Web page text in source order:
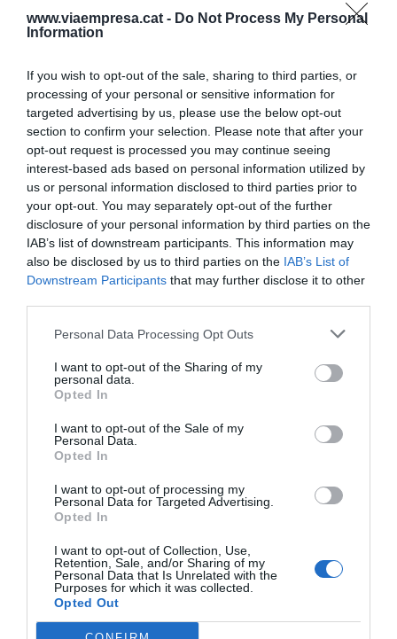
www.viaempresa.cat - Do Not Process My Personal
Information
If you wish to opt-out of the sale, sharing to third parties, or
processing of your personal or sensitive information for
targeted advertising by us, please use the below opt-out
section to confirm your selection. Please note that after your
opt-out request is processed you may continue seeing
interest-based ads based on personal information utilized by
us or personal information disclosed to third parties prior to
your opt-out. You may separately opt-out of the further
disclosure of your personal information by third parties on the
IAB’s list of downstream participants. This information may
also be disclosed by us to third parties on the IAB’s List of
Downstream Participants that may further disclose it to other
Personal Data Processing Opt Outs
I want to opt-out of the Sharing of my
personal data.
Opted In
I want to opt-out of the Sale of my
Personal Data.
Opted In
I want to opt-out of processing my
Personal Data for Targeted Advertising.
Opted In
I want to opt-out of Collection, Use,
Retention, Sale, and/or Sharing of my
Personal Data that Is Unrelated with the
Purposes for which it was collected.
Opted Out
remunten fins al llunyà 1843, quan va ser creada
com aSocietat Catalana per a l’Enllumenat per
que van situar la nova companyia a unes finques
seves a la Barceloneta, i també amb participació
de la família Serra. El naixement de la companyia
tenia l’objectiu abastir de gas la ciutat de
Barcelona després que l’Ajuntament hagués
celebrat, el 1841, el primer acord per a tal finalitat
amb l’empresari francèsCharles Lebon, que
també va entrar com accionista de la nova
societat. Tres anys més tard, la firma ja cotitzava
fundador- va serPau Gil Serra , que va passar a la
història de la ciutat per raons filantròpiques, i és
que va llegar la seva fortuna perquè l’antic
hospital de la Santa Creu -avui seu de la
instal·lacions lluny del centre de la ciutat. Les
obres del nou hospital es van encetar el 1901 i
fruit d’allò va néixer l’Hospital de la Santa Creu i de
Sant Pau, ben conegut de tots els barcelonins.
Naturgy es troba immersa